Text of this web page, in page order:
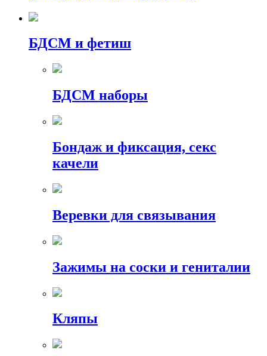
БДСМ и фетиш
БДСМ наборы
Бондаж и фиксация, секс
качели
Веревки для связывания
Зажимы на соски и гениталии
Кляпы